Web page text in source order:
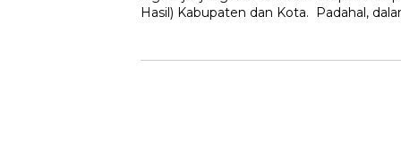
Hasil) Kabupaten dan Kota. Padahal,